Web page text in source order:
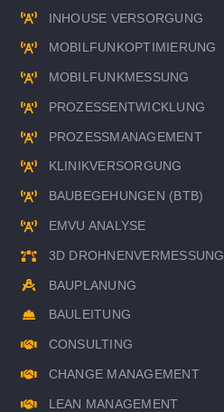
INHOUSE VERSORGUNG
MOBILFUNKOPTIMIERUNG
MOBILFUNKMESSUNG
PROZESSENTWICKLUNG
PROZESSMANAGEMENT
KLINIKVERSORGUNG
BAUBEGEHUNGEN (BTB)
EMVU ANALYSE
3D DROHNENVERMESSUNG
BAUPLANUNG
BAULEITUNG
CONSULTING
CHANGE MANAGEMENT
LEAN MANAGEMENT